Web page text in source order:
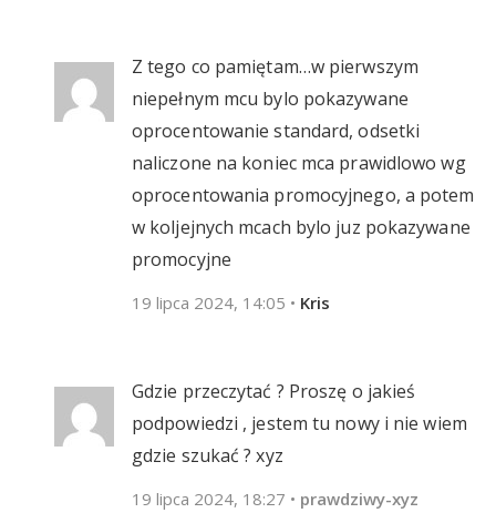
Z tego co pamiętam…w pierwszym
niepełnym mcu bylo pokazywane
oprocentowanie standard, odsetki
naliczone na koniec mca prawidlowo wg
oprocentowania promocyjnego, a potem
w koljejnych mcach bylo juz pokazywane
promocyjne
19 lipca 2024, 14:05 • Kris
Gdzie przeczytać ? Proszę o jakieś
podpowiedzi , jestem tu nowy i nie wiem
gdzie szukać ? xyz
19 lipca 2024, 18:27 • prawdziwy-xyz